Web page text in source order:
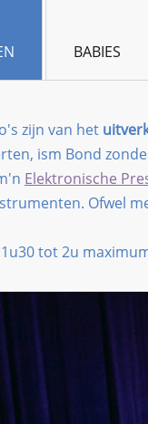
​BABIES
zijn van het
ism Bond
Elektronische
Ofwel
tot 2u